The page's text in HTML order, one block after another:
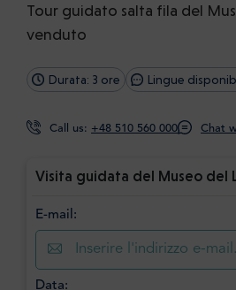
Tour guidato salta fila del
venduto
Durata: 3 ore Lingue
Call us: +48 510 560 000 Chat
Visita guidata del Museo del
E-mail:
Data: